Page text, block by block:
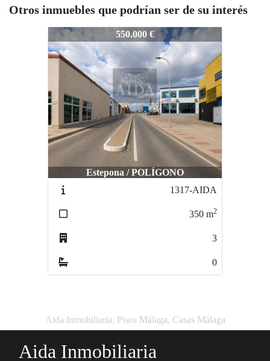
Otros inmuebles que podrían ser de su interés
268-AIDA-L
550.000 €
Estepona / POLÍGONO
1317-AIDA
350 m2
3
0
Aida Inmobiliaria, Pisos Málaga, Casas Málaga
Aida Inmobiliaria